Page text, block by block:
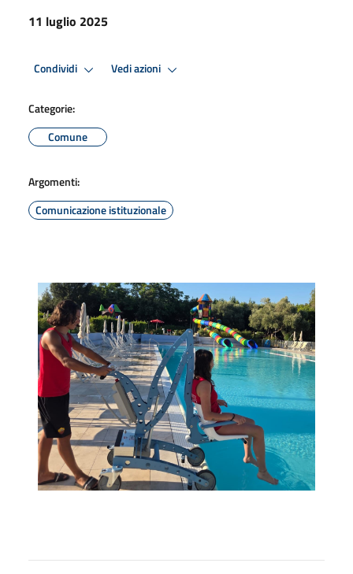
11 luglio 2025
Condividi Vedi azioni
Categorie:
Comune
Argomenti:
Comunicazione istituzionale